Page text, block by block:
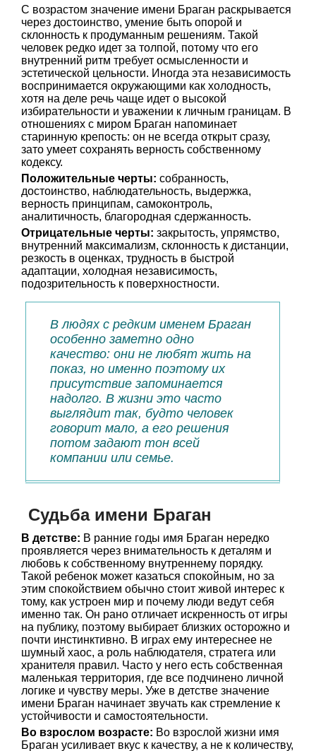
С возрастом значение имени Браган раскрывается
через достоинство, умение быть опорой и
склонность к продуманным решениям. Такой
человек редко идет за толпой, потому что его
внутренний ритм требует осмысленности и
эстетической цельности. Иногда эта независимость
воспринимается окружающими как холодность,
хотя на деле речь чаще идет о высокой
избирательности и уважении к личным границам. В
отношениях с миром Браган напоминает
старинную крепость: он не всегда открыт сразу,
зато умеет сохранять верность собственному
кодексу.
Положительные черты: собранность,
достоинство, наблюдательность, выдержка,
верность принципам, самоконтроль,
аналитичность, благородная сдержанность.
Отрицательные черты: закрытость, упрямство,
внутренний максимализм, склонность к дистанции,
резкость в оценках, трудность в быстрой
адаптации, холодная независимость,
подозрительность к поверхностности.
В людях с редким именем Браган
особенно заметно одно
качество: они не любят жить на
показ, но именно поэтому их
присутствие запоминается
надолго. В жизни это часто
выглядит так, будто человек
говорит мало, а его решения
потом задают тон всей
компании или семье.
Судьба имени Браган
В детстве: В ранние годы имя Браган нередко
проявляется через внимательность к деталям и
любовь к собственному внутреннему порядку.
Такой ребенок может казаться спокойным, но за
этим спокойствием обычно стоит живой интерес к
тому, как устроен мир и почему люди ведут себя
именно так. Он рано отличает искренность от игры
на публику, поэтому выбирает близких осторожно и
почти инстинктивно. В играх ему интереснее не
шумный хаос, а роль наблюдателя, стратега или
хранителя правил. Часто у него есть собственная
маленькая территория, где все подчинено личной
логике и чувству меры. Уже в детстве значение
имени Браган начинает звучать как стремление к
устойчивости и самостоятельности.
Во взрослом возрасте: Во взрослой жизни имя
Браган усиливает вкус к качеству, а не к количеству,